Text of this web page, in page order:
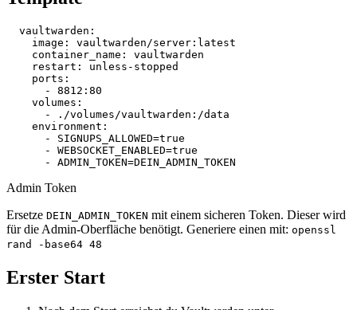
vaultwarden :
image :
vaultwarden/server:latest
container_name :
vaultwarden
restart :
unless-stopped
ports :
-
8812:80
volumes :
-
./volumes/vaultwarden:/data
environment :
-
SIGNUPS_ALLOWED=true
-
WEBSOCKET_ENABLED=true
-
ADMIN_TOKEN=DEIN_ADMIN_TOKEN
Admin Token
Ersetze DEIN_ADMIN_TOKEN mit einem sicheren Token. Dieser wird
für die Admin-Oberfläche benötigt. Generiere einen mit: openssl
rand -base64 48
Erster Start